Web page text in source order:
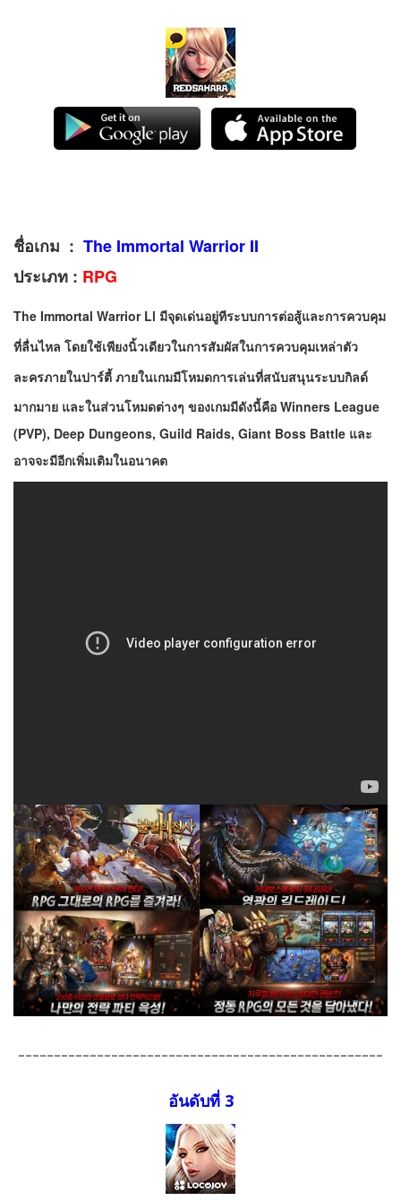
ชื่อเกม : The Immortal Warrior II
ประเภท : RPG
The Immortal Warrior Ll มีจุดเด่นอยู่ทีระบบการต่อสู้และการควบคุม
ที่ลื่นไหล โดยใช้เพียงนิ้วเดียวในการสัมผัสในการควบคุมเหล่าตัว
ละครภายในปาร์ตี้ ภายในเกมมีโหมดการเล่นที่สนับสนุนระบบกิลด์
มากมาย และในส่วนโหมดต่างๆ ของเกมมีดังนี้คือ Winners League
(PVP), Deep Dungeons, Guild Raids, Giant Boss Battle และ
อาจจะมีอีกเพิ่มเติมในอนาคต
---------------------------------------------------
อันดับที่ 3